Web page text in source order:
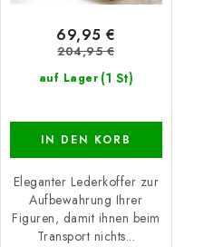
auf Lager (1 St)
69,95 €
204,95 €
IN DEN KORB
Eleganter Lederkoffer zur
Aufbewahrung Ihrer
Figuren, damit ihnen beim
Transport nichts...